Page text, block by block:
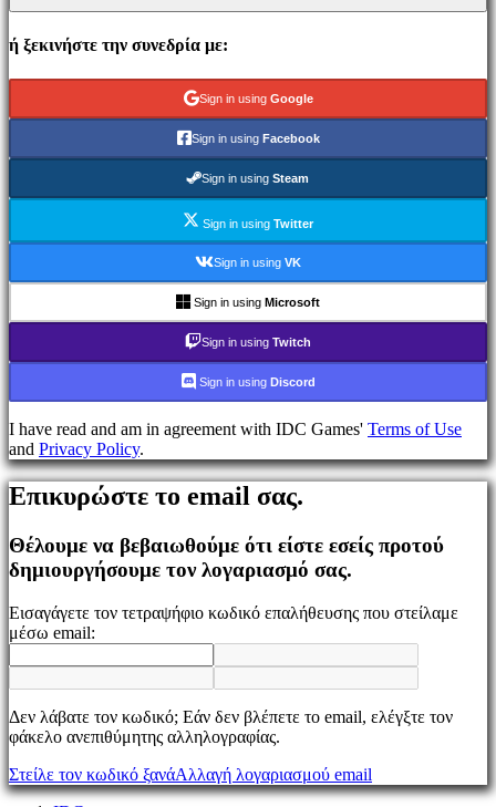
IDC
IDC
Υποστήριξη
Λογαριασμός
Σύνδεση
τον
σας;
Αλλαγή
γλώσσας
AR
BS
CS
DE
EL
EN
FI
FR
KO
NL
PL
PT
ή ξεκινήστε την συνεδρία με:
Sign in using Google
Sign in using Facebook
Sign in using Steam
Sign in using Twitter
Sign in using VK
Sign in using Microsoft
Sign in using Twitch
Sign in using Discord
I have read and am in agreement with IDC Games' Terms of Use
and Privacy Policy.
Επικυρώστε το email σας.
Θέλουμε να βεβαιωθούμε ότι είστε εσείς προτού
δημιουργήσουμε τον λογαριασμό σας.
Εισαγάγετε τον τετραψήφιο κωδικό επαλήθευσης που στείλαμε
μέσω email:
Δεν λάβατε τον κωδικό; Εάν δεν βλέπετε το email, ελέγξτε τον
φάκελο ανεπιθύμητης αλληλογραφίας.
Στείλε τον κωδικό ξανάΑλλαγή λογαριασμού email